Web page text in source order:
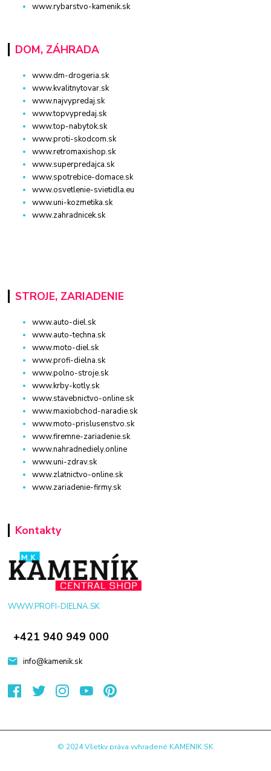
www.rybarstvo-kamenik.sk
DOM, ZÁHRADA
www.dm-drogeria.sk
www.kvalitnytovar.sk
www.najvypredaj.sk
www.topvypredaj.sk
www.top-nabytok.sk
www.proti-skodcom.sk
www.retromaxishop.sk
www.superpredajca.sk
www.spotrebice-domace.sk
www.osvetlenie-svietidla.eu
www.uni-kozmetika.sk
www.zahradnicek.sk
STROJE, ZARIADENIE
www.auto-diel.sk
www.auto-techna.sk
www.moto-diel.sk
www.profi-dielna.sk
www.polno-stroje.sk
www.krby-kotly.sk
www.stavebnictvo-online.sk
www.maxiobchod-naradie.sk
www.moto-prislusenstvo.sk
www.firemne-zariadenie.sk
www.nahradnediely.online
www.uni-zdrav.sk
www.zlatnictvo-online.sk
www.zariadenie-firmy.sk
Kontakty
WWW.PROFI-DIELNA.SK
+421 940 949 000
info@kamenik.sk
© 2024 Všetky práva vyhradené KAMENIK.SK